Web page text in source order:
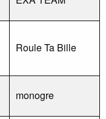
Roule Ta Bille
monogre